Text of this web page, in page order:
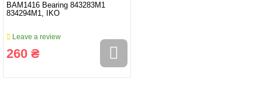
BAM1416 Bearing 843283M1
834294M1, IKO
Leave a review
260 ₴